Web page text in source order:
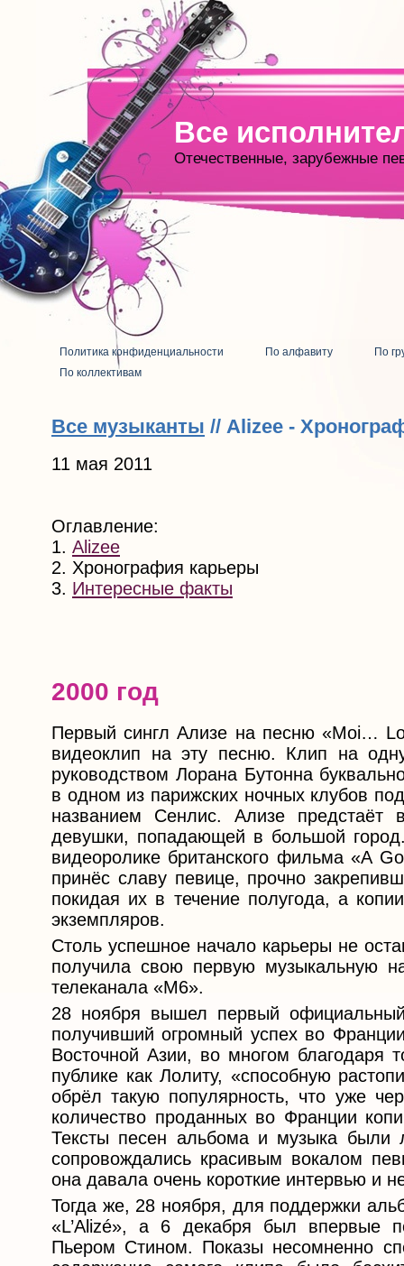
Все
Отечественные, зарубежные
Политика конфиденциальности По алфавиту
По
По коллективам
Все музыканты // Alizee -
11 мая 2011
Оглавление:
1. Alizee
2. Хронография карьеры
3. Интересные факты
2000 год
Первый сингл Ализе на песню «Moi…
видеоклип на эту песню. Клип на
руководством Лорана Бутонна
в одном из парижских ночных клубов
названием Сенлис. Ализе предстаёт
девушки, попадающей в большой
видеоролике британского фильма «A
принёс славу певице, прочно
покидая их в течение полугода, а
экземпляров.
Столь успешное начало карьеры не
получила свою первую музыкальную
телеканала «M6».
28 ноября вышел первый
получивший огромный успех во
Восточной Азии, во многом
публике как Лолиту, «способную
обрёл такую популярность, что уже
количество проданных во Франции
Тексты песен альбома и музыка были
сопровождались красивым вокалом
она давала очень короткие интервью и
Тогда же, 28 ноября, для поддержки
«L’Alizé», а 6 декабря был впервые
Пьером Стином. Показы несомненно